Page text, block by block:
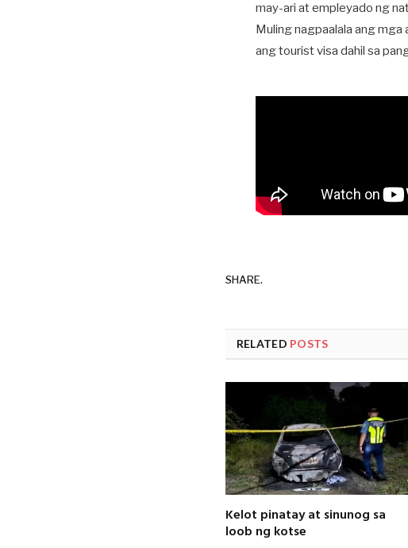
may-ari at empleyado ng
Muling nagpaalala ang
ang tourist visa dahil sa
SHARE.
RELATED POSTS
Kelot pinatay at sinunog sa
loob ng kotse